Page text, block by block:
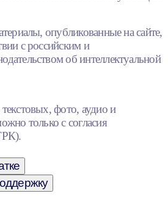
опубликованные на сайте,
с российским и
об интеллектуальной
фото, аудио и
только с согласия